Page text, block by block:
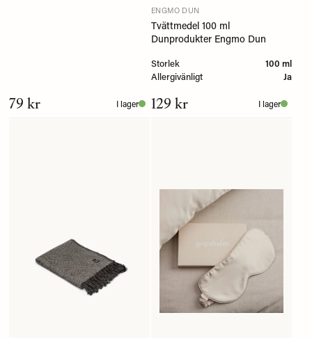
79 kr I lager
ENGMO DUN
Tvättmedel 100 ml
Dunprodukter Engmo Dun
Storlek
100 ml
Allergivänligt
Ja
129 kr I lager